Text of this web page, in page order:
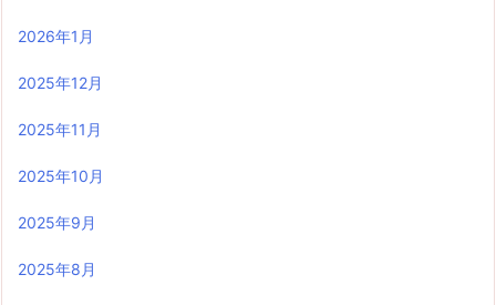
2026年1月
2025年12月
2025年11月
2025年10月
2025年9月
2025年8月